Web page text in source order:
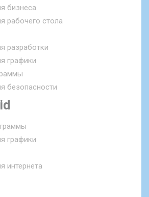
бизнеса
рабочего стола
разработки
графики
безопасности
графики
интернета